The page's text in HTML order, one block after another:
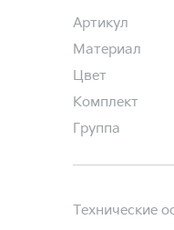
Артикул
Материал
Цвет
Комплект
Группа
Технические